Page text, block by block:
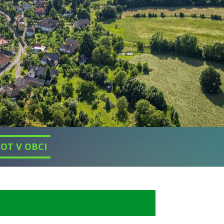
V OBCI